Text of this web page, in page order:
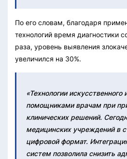
По его словам, благодаря
технологий время диагностики
раза, уровень выявления
увеличился на 30%.
«Технологии искусственного
помощниками врачам при
клинических решений.
медицинских учреждений в
цифровой формат.
систем позволила снизить